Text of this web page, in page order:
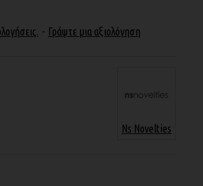
- Γράψτε μια αξιολόγηση
Ns Novelties